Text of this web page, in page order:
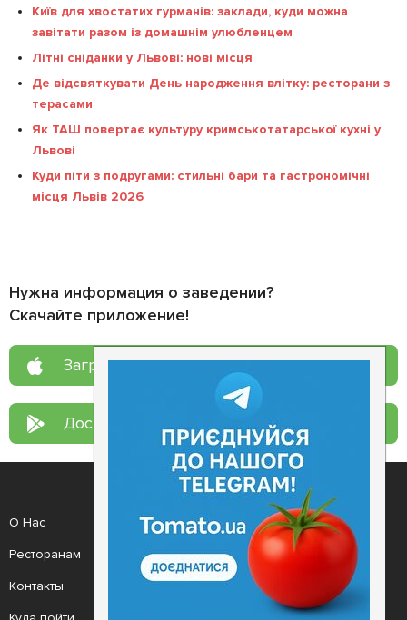
Київ для хвостатих гурманів: заклади, куди можна
завітати разом із домашнім улюбленцем
Літні сніданки у Львові: нові місця
Де відсвяткувати День народження влітку: ресторани з
терасами
Як ТАШ повертає культуру кримськотатарської кухні у
Львові
Куди піти з подругами: стильні бари та гастрономічні
місця Львів 2026
Нужна информация о заведении?
Скачайте приложение!
Загрузите в App Store
Доступно в Google Play
О Нас
Ресторанам
Контакты
Рецепт дня
Новости
Анонсы